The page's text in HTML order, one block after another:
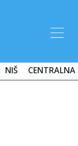
NIŠ CENTRALNA